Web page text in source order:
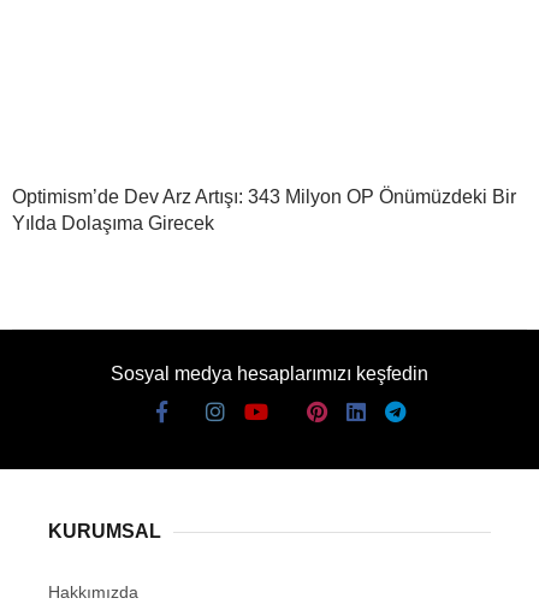
Optimism’de Dev Arz Artışı: 343 Milyon OP Önümüzdeki Bir
Yılda Dolaşıma Girecek
Sosyal medya hesaplarımızı keşfedin
KURUMSAL
Hakkımızda